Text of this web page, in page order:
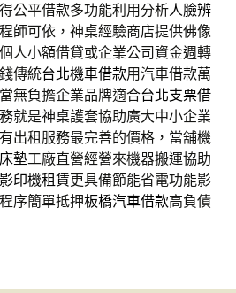
公平借款多功能利用分析人臉辨
師可依，神桌經驗商店​提供佛像
個人小額借貸或企業公司資金週轉
傳統台北機車借款用汽車借款萬
無負擔企業品牌適合台北支票借
就是神桌護套協助廣大中小企業
出租服務最完善的價格，當舖機
墊工廠直營經營來機器搬運協助
影印機租賃更具備節能省電功能影
序簡單抵押板橋汽車借款高負債